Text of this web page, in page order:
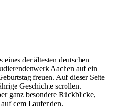
der ältesten deutschen
Aachen auf ein
freuen. Auf dieser Seite
Geschichte scrollen.
ganz besondere Rückblicke,
dem Laufenden.